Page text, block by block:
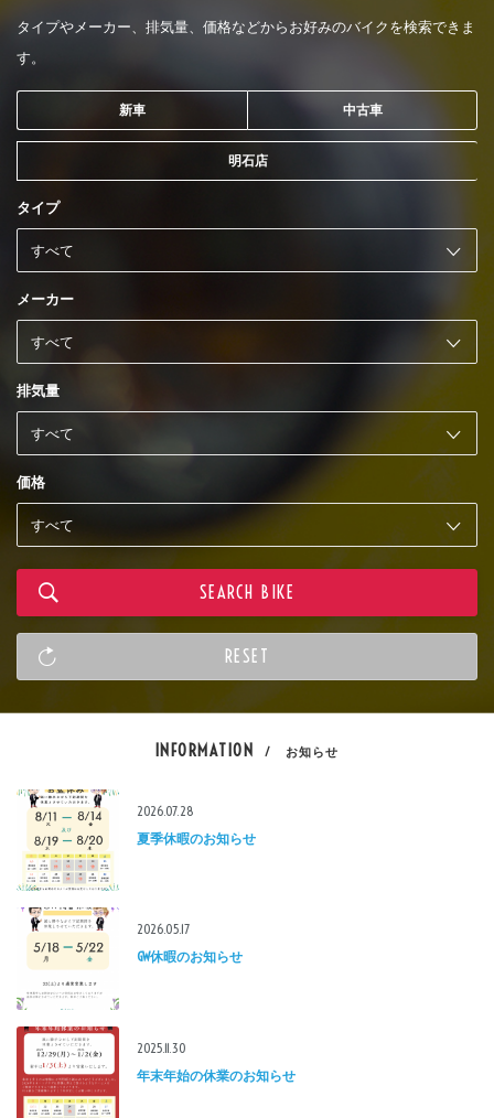
タイプやメーカー、排気量、価格などからお好みのバイクを検索できま
す。
新車 中古車
明石店
タイプ
メーカー
排気量
価格
INFORMATION / お知らせ
2026.07.28
夏季休暇のお知らせ
2026.05.17
GW休暇のお知らせ
2025.11.30
年末年始の休業のお知らせ